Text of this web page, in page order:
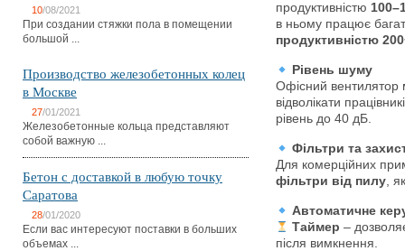
10/08/2021
При создании стяжки пола в помещении
большой ...
Производство железобетонных колец
в Москве
27/01/2021
Железобетонные кольца представляют
собой важную ...
Бетон с доставкой в любую точку
Саратова
28/01/2020
Если вас интересуют поставки в больших
объемах ...
продуктивністю
в ньому працює
продуктивністю
Рівень шуму
Офісний вентилятор
відволікати
рівень до 40 дБ.
Фільтри та
Для комерційних
фільтри від пилу,
Автоматичне
Таймер –
після вимкнення.